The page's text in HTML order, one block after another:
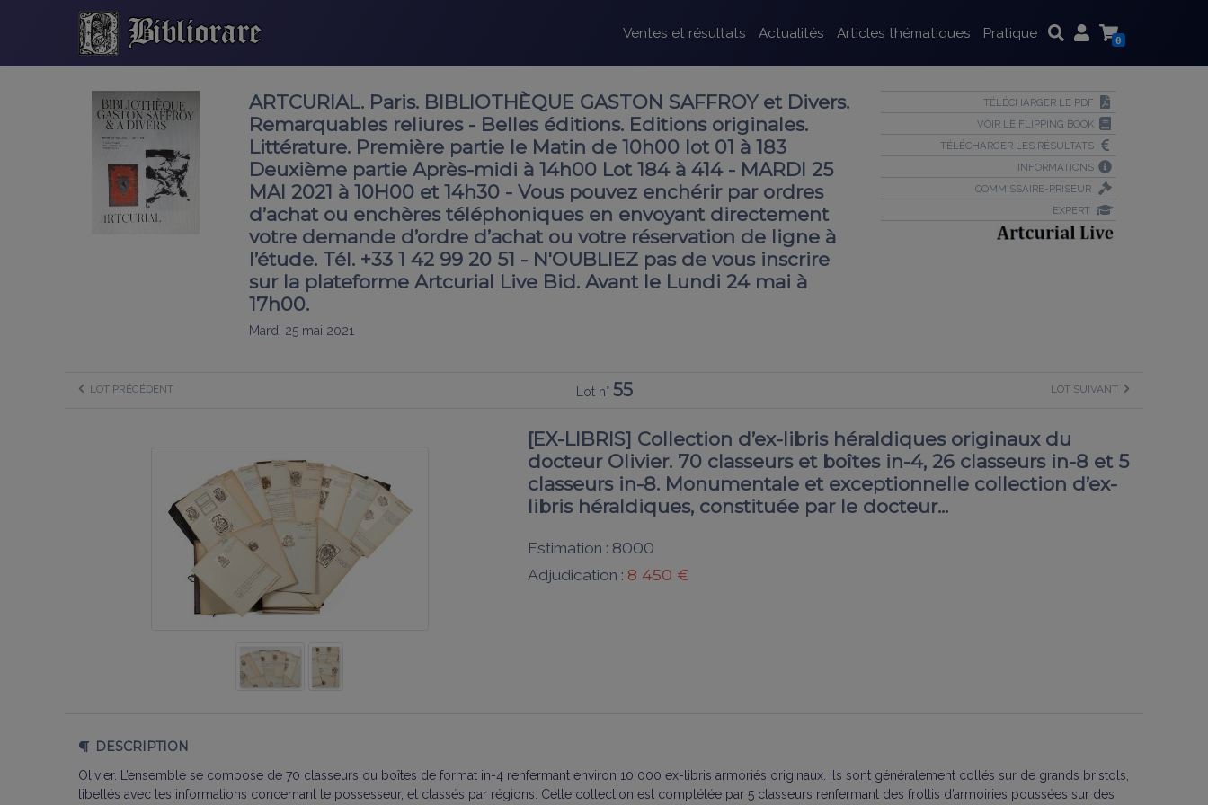
Ventes et résultats Actualités Articles thématiques Pratique 0
ARTCURIAL. Paris. BIBLIOTHÈQUE GASTON SAFFROY et Divers.
Remarquables reliures - Belles éditions. Editions originales.
Littérature. Première partie le Matin de 10h00 lot 01 à 183
Deuxième partie Après-midi à 14h00 Lot 184 à 414 - MARDI 25
MAI 2021 à 10H00 et 14h30 - Vous pouvez enchérir par ordres
d’achat ou enchères téléphoniques en envoyant directement
votre demande d’ordre d’achat ou votre réservation de ligne à
l’étude. Tél. +33 1 42 99 20 51 - N'OUBLIEZ pas de vous inscrire
sur la plateforme Artcurial Live Bid. Avant le Lundi 24 mai à
17h00.
Mardi 25 mai 2021
TÉLÉCHARGER LE PDF
VOIR LE FLIPPING BOOK
TÉLÉCHARGER LES RÉSULTATS
INFORMATIONS
COMMISSAIRE-PRISEUR
EXPERT
LOT PRÉCÉDENT Lot n° 55 LOT SUIVANT
[EX-LIBRIS] Collection d’ex-libris héraldiques originaux du
docteur Olivier. 70 classeurs et boîtes in-4, 26 classeurs in-8 et 5
classeurs in-8. Monumentale et exceptionnelle collection d’ex-
libris héraldiques, constituée par le docteur...
Estimation : 8000
Adjudication : 8 450 €
DESCRIPTION
Olivier. L’ensemble se compose de 70 classeurs ou boîtes de format in-4 renfermant environ 10 000 ex-libris armoriés originaux. Ils sont généralement collés sur de grands bristols,
libellés avec les informations concernant le possesseur, et classés par régions. Cette collection est complétée par 5 classeurs renfermant des frottis d’armoiries poussées sur des